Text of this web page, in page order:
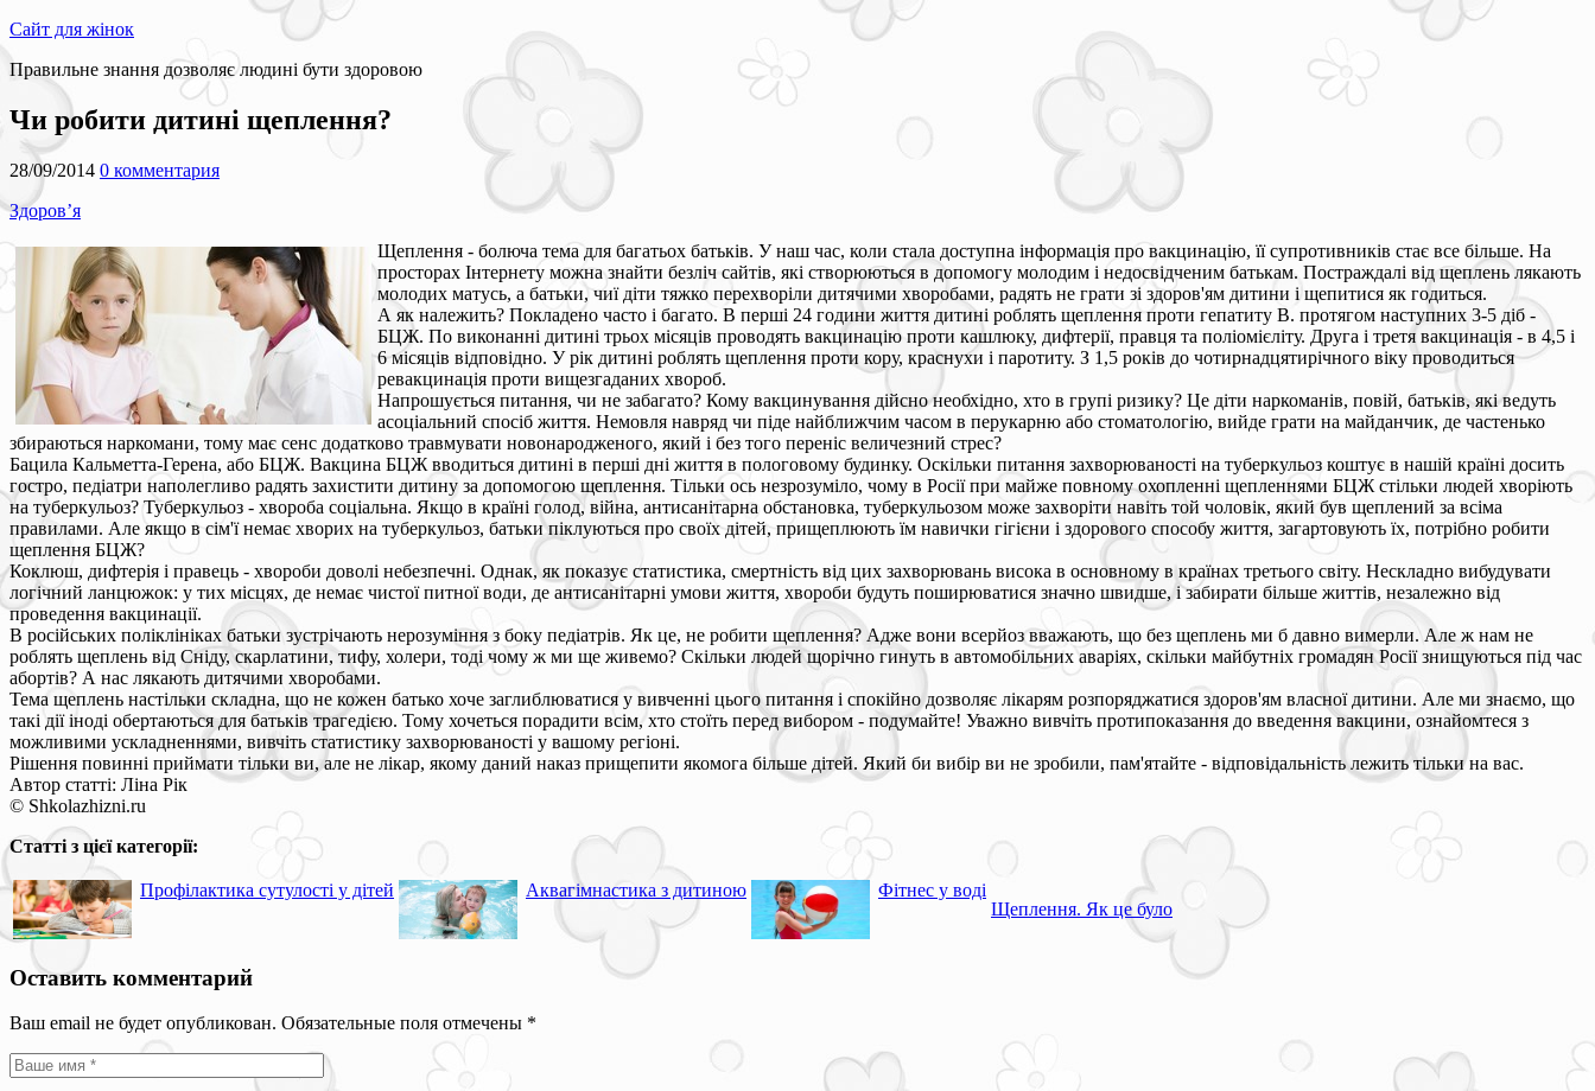
Сайт для жінок
Правильне знання дозволяє людині бути здоровою
Чи робити дитині щеплення?
28/09/2014 0 комментария
Здоров’я
Щеплення - болюча тема для багатьох батьків. У наш час, коли стала доступна інформація про вакцинацію, її супротивників стає все більше. На
просторах Інтернету можна знайти безліч сайтів, які створюються в допомогу молодим і недосвідченим батькам. Постраждалі від щеплень лякають
молодих матусь, а батьки, чиї діти тяжко перехворіли дитячими хворобами, радять не грати зі здоров'ям дитини і щепитися як годиться.
А як належить? Покладено часто і багато. В перші 24 години життя дитині роблять щеплення проти гепатиту В. протягом наступних 3-5 діб -
БЦЖ. По виконанні дитині трьох місяців проводять вакцинацію проти кашлюку, дифтерії, правця та поліомієліту. Друга і третя вакцинація - в 4,5 і
6 місяців відповідно. У рік дитині роблять щеплення проти кору, краснухи і паротиту. З 1,5 років до чотирнадцятирічного віку проводиться
ревакцинація проти вищезгаданих хвороб.
Напрошується питання, чи не забагато? Кому вакцинування дійсно необхідно, хто в групі ризику? Це діти наркоманів, повій, батьків, які ведуть
асоціальний спосіб життя. Немовля навряд чи піде найближчим часом в перукарню або стоматологію, вийде грати на майданчик, де частенько
збираються наркомани, тому має сенс додатково травмувати новонародженого, який і без того переніс величезний стрес?
Бацила Кальметта-Герена, або БЦЖ. Вакцина БЦЖ вводиться дитині в перші дні життя в пологовому будинку. Оскільки питання захворюваності на туберкульоз коштує в нашій країні досить
гостро, педіатри наполегливо радять захистити дитину за допомогою щеплення. Тільки ось незрозуміло, чому в Росії при майже повному охопленні щепленнями БЦЖ стільки людей хворіють
на туберкульоз? Туберкульоз - хвороба соціальна. Якщо в країні голод, війна, антисанітарна обстановка, туберкульозом може захворіти навіть той чоловік, який був щеплений за всіма
правилами. Але якщо в сім'ї немає хворих на туберкульоз, батьки піклуються про своїх дітей, прищеплюють їм навички гігієни і здорового способу життя, загартовують їх, потрібно робити
щеплення БЦЖ?
Коклюш, дифтерія і правець - хвороби доволі небезпечні. Однак, як показує статистика, смертність від цих захворювань висока в основному в країнах третього світу. Нескладно вибудувати
логічний ланцюжок: у тих місцях, де немає чистої питної води, де антисанітарні умови життя, хвороби будуть поширюватися значно швидше, і забирати більше життів, незалежно від
проведення вакцинації.
В російських поліклініках батьки зустрічають нерозуміння з боку педіатрів. Як це, не робити щеплення? Адже вони всерйоз вважають, що без щеплень ми б давно вимерли. Але ж нам не
роблять щеплень від Сніду, скарлатини, тифу, холери, тоді чому ж ми ще живемо? Скільки людей щорічно гинуть в автомобільних аваріях, скільки майбутніх громадян Росії знищуються під час
абортів? А нас лякають дитячими хворобами.
Тема щеплень настільки складна, що не кожен батько хоче заглиблюватися у вивченні цього питання і спокійно дозволяє лікарям розпоряджатися здоров'ям власної дитини. Але ми знаємо, що
такі дії іноді обертаються для батьків трагедією. Тому хочеться порадити всім, хто стоїть перед вибором - подумайте! Уважно вивчіть протипоказання до введення вакцини, ознайомтеся з
можливими ускладненнями, вивчіть статистику захворюваності у вашому регіоні.
Рішення повинні приймати тільки ви, але не лікар, якому даний наказ прищепити якомога більше дітей. Який би вибір ви не зробили, пам'ятайте - відповідальність лежить тільки на вас.
Автор статті: Ліна Рік
© Shkolazhizni.ru
Статті з цієї категорії:
Профілактика сутулості у дітей Аквагімнастика з дитиною
Фітнес у воді
Щеплення. Як це було
Оставить комментарий
Ваш email не будет опубликован. Обязательные поля отмечены *